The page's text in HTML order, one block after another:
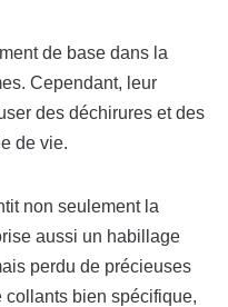
de base dans la
Cependant, leur
des déchirures et des
de vie.
non seulement la
aussi un habillage
perdu de précieuses
collants bien spécifique,